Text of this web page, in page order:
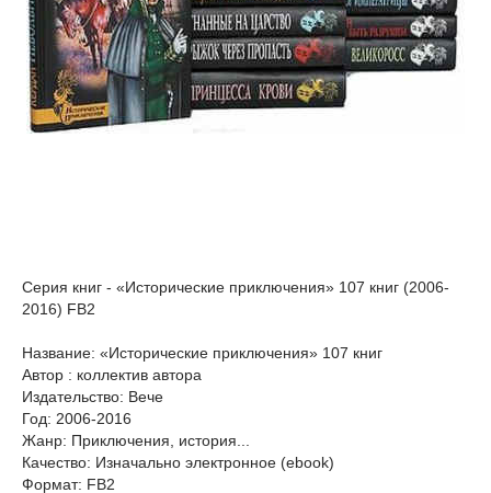
Серия книг - «Исторические приключения» 107 книг (2006-
2016) FB2
Название: «Исторические приключения» 107 книг
Автор : коллектив автора
Издательство: Вече
Год: 2006-2016
Жанр: Приключения, история...
Качество: Изначально электронное (ebook)
Формат: FB2